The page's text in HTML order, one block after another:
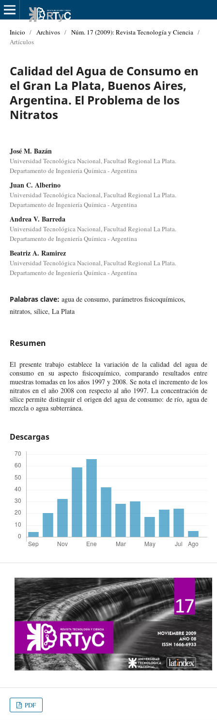
Inicio / Archivos / Núm. 17 (2009): Revista Tecnología y Ciencia /
Artículos
Calidad del Agua de Consumo en
el Gran La Plata, Buenos Aires,
Argentina. El Problema de los
Nitratos
José M. Bazán
Universidad Tecnológica Nacional, Facultad Regional La Plata.
Departamento de Ingeniería Química - Argentina
Juan C. Alberino
Universidad Tecnológica Nacional, Facultad Regional La Plata.
Departamento de Ingeniería Química - Argentina
Andrea V. Barreda
Universidad Tecnológica Nacional, Facultad Regional La Plata.
Departamento de Ingeniería Química - Argentina
Beatriz A. Ramirez
Universidad Tecnológica Nacional, Facultad Regional La Plata.
Departamento de Ingeniería Química - Argentina
Palabras clave: agua de consumo, parámetros fisicoquímicos,
nitratos, sílice, La Plata
Resumen
El presente trabajo establece la variación de la calidad del agua de
consumo en su aspecto fisicoquímico, comparando resultados entre
muestras tomadas en los años 1997 y 2008. Se nota el incremento de los
nitratos en el año 2008 con respecto al año 1997. La concentración de
sílice permite distinguir el origen del agua de consumo: de río, agua de
mezcla o agua subterránea.
Descargas
PDF